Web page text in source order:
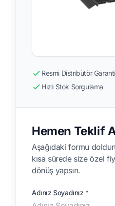
Resmi Distribütör
Hızlı Stok Sorgulama
Hemen Teklif
Aşağıdaki formu
kısa sürede size özel
dönüş yapsın.
Adınız Soyadınız *